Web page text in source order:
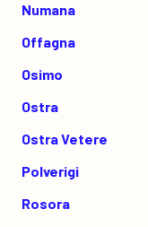
Numana
Offagna
Osimo
Ostra
Ostra Vetere
Polverigi
Rosora